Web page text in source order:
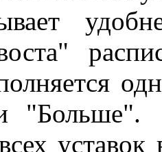
"Больше".